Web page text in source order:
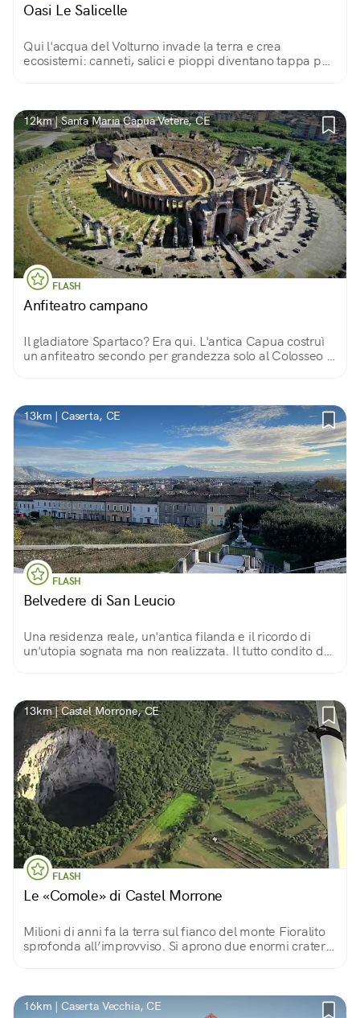
Oasi Le Salicelle
Qui l'acqua del Volturno invade la terra e crea
ecosistemi: canneti, salici e pioppi diventano tappa per
12km | Santa Maria Capua Vetere, CE
FLASH
Anfiteatro campano
Il gladiatore Spartaco? Era qui. L'antica Capua costruì
un anfiteatro secondo per grandezza solo al Colosseo e
13km | Caserta, CE
FLASH
Belvedere di San Leucio
Una residenza reale, un'antica filanda e il ricordo di
un'utopia sognata ma non realizzata. Il tutto condito da
13km | Castel Morrone, CE
FLASH
Le «Comole» di Castel Morrone
Milioni di anni fa la terra sul fianco del monte Fioralito
sprofonda all’improvviso. Si aprono due enormi crateri
16km | Caserta Vecchia, CE